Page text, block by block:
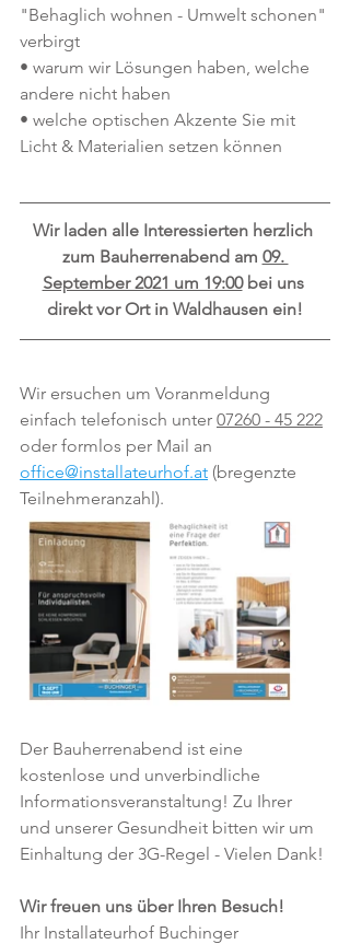
"Behaglich wohnen - Umwelt schonen"
verbirgt
• warum wir Lösungen haben, welche
andere nicht haben
• welche optischen Akzente Sie mit
Licht & Materialien setzen können
Wir laden alle Interessierten herzlich
zum Bauherrenabend am 09.
September 2021 um 19:00 bei uns
direkt vor Ort in Waldhausen ein!
Wir ersuchen um Voranmeldung
einfach telefonisch unter 07260 - 45 222
oder formlos per Mail an
office@installateurhof.at (bregenzte
Teilnehmeranzahl).
Der Bauherrenabend ist eine
kostenlose und unverbindliche
Informationsveranstaltung! Zu Ihrer
und unserer Gesundheit bitten wir um
Einhaltung der 3G-Regel - Vielen Dank!
Wir freuen uns über Ihren Besuch!
Ihr Installateurhof Buchinger